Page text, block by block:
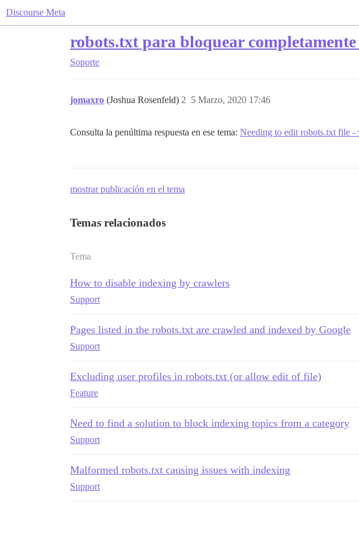
Discourse Meta
robots.txt para bloquear
Soporte
jomaxro (Joshua Rosenfeld) 5 Marzo, 2020 17:46
2
Consulta la penúltima respuesta en ese tema: Needing to edit robots.txt file -
mostrar publicación en el tema
Temas relacionados
Tema
How to disable indexing by crawlers
Support
Pages listed in the robots.txt are crawled and indexed by Google
Support
Excluding user profiles in robots.txt (or allow edit of file)
Feature
Need to find a solution to block indexing topics from a category
Support
Malformed robots.txt causing issues with indexing
Support